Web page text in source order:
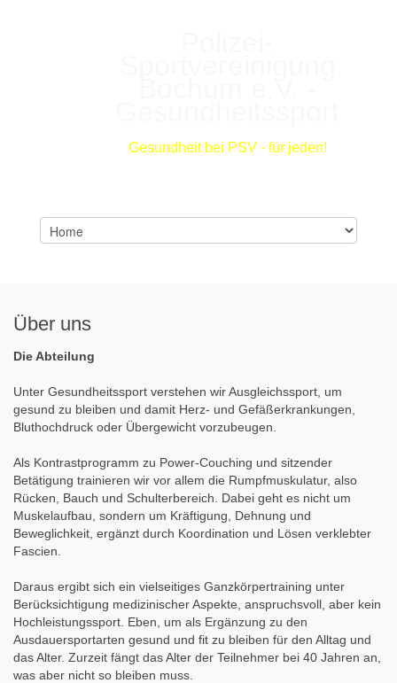
Gesundheit bei PSV - für jeden!
Über uns
Die Abteilung
Unter Gesundheitssport verstehen wir Ausgleichssport, um
gesund zu bleiben und damit Herz- und Gefäßerkrankungen,
Bluthochdruck oder Übergewicht vorzubeugen.
Als Kontrastprogramm zu Power-Couching und sitzender
Betätigung trainieren wir vor allem die Rumpfmuskulatur, also
Rücken, Bauch und Schulterbereich. Dabei geht es nicht um
Muskelaufbau, sondern um Kräftigung, Dehnung und
Beweglichkeit, ergänzt durch Koordination und Lösen verklebter
Fascien.
Daraus ergibt sich ein vielseitiges Ganzkörpertraining unter
Berücksichtigung medizinischer Aspekte, anspruchsvoll, aber kein
Hochleistungssport. Eben, um als Ergänzung zu den
Ausdauersportarten gesund und fit zu bleiben für den Alltag und
das Alter. Zurzeit fängt das Alter der Teilnehmer bei 40 Jahren an,
was aber nicht so bleiben muss.